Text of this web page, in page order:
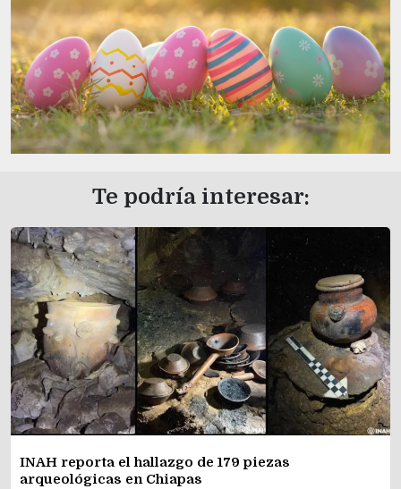
Te podría interesar:
INAH reporta el hallazgo de 179 piezas
arqueológicas en Chiapas